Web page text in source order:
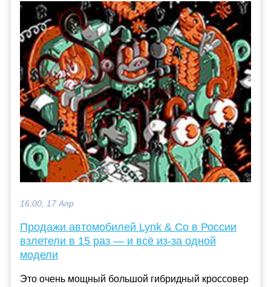
16:00, 17 Апр
Продажи автомобилей Lynk & Co в России
взлетели в 15 раз — и всё из-за одной
модели
Это очень мощный большой гибридный кроссовер